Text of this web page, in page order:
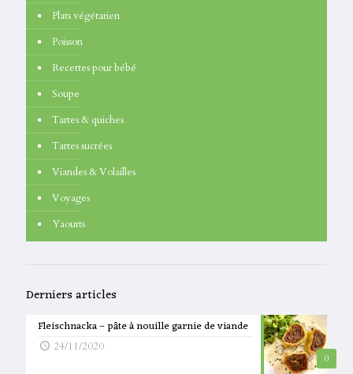
Plats végétarien
Poisson
Recettes pour bébé
Soupe
Tartes & quiches
Tartes sucrées
Viandes & Volailles
Voyages
Yaourts
Derniers articles
0
Fleischnacka – pâte à nouille garnie de viande
24/11/2020